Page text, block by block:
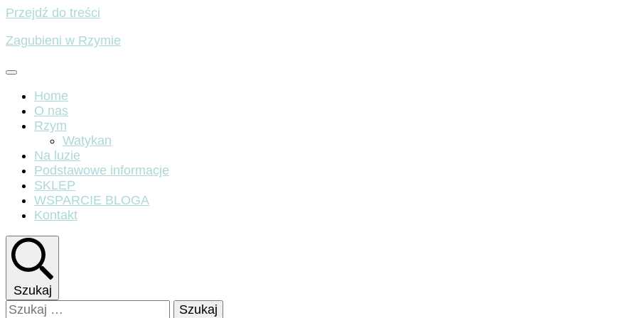
Przejdź do treści
Zagubieni w Rzymie
Home
O nas
Rzym
Watykan
Na luzie
Podstawowe informacje
SKLEP
WSPARCIE BLOGA
Kontakt
Szukaj
Szukaj: